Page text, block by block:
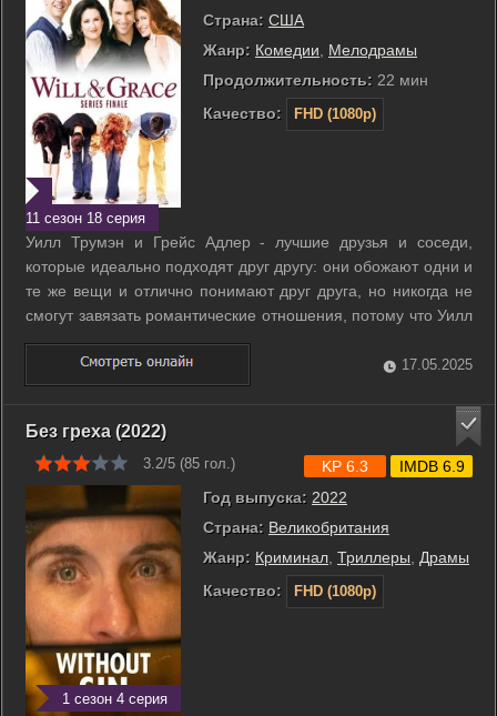
11 сезон 18 серия
Страна: США
Жанр: Комедии
Мелодрамы
Продолжительность: 22 мин
Качество:
FHD (1080p)
Уилл Трумэн и Грейс Адлер - лучшие друзья и соседи,
которые идеально подходят друг другу: они обожают одни и
те же вещи и отлично понимают друг друга, но никогда не
смогут завязать романтические отношения, потому что Уилл
- гей, а Грейс - гетеросексуалка. Уилл - преуспевающий
юрист из Манхэттана, красивый, очаровательный и
вызывающий симпатию. Он ...
17.05.2025
Без греха (2022)
3.2/5 (85 гол.)
1 сезон 4 серия
Год выпуска: 2022
Страна: Великобритания
Жанр: Криминал Триллеры
Драмы
Качество:
FHD (1080p)
KP 6.3 IMDB 6.9